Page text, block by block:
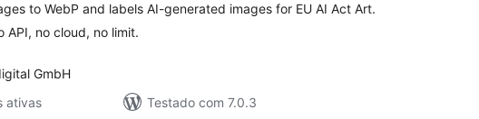
to WebP and labels AI-generated images for EU AI Act Art.
API, no cloud, no limit.
GmbH
ativas
Testado com 7.0.3